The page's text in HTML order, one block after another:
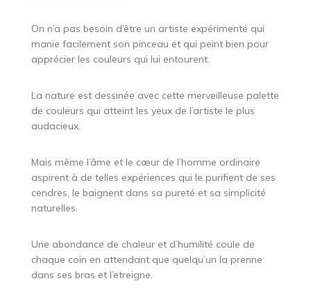
On n’a pas besoin d’être un artiste expérimenté qui
manie facilement son pinceau et qui peint bien pour
apprécier les couleurs qui lui entourent.
La nature est dessinée avec cette merveilleuse palette
de couleurs qui atteint les yeux de l’artiste le plus
audacieux.
Mais même l’âme et le cœur de l’homme ordinaire
aspirent à de telles expériences qui le purifient de ses
cendres, le baignent dans sa pureté et sa simplicité
naturelles.
Une abondance de chaleur et d’humilité coule de
chaque coin en attendant que quelqu’un la prenne
dans ses bras et l’etreigne.